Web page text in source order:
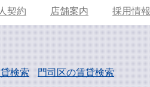
契約 店舗案内 採用情報
検索
門司区の賃貸検索